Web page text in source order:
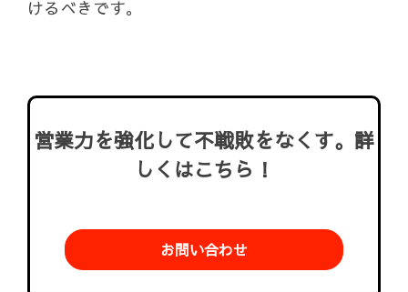
けるべきです。
営業力を強化して不戦敗をなくす。詳
しくはこちら！
お問い合わせ